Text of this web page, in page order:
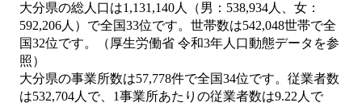
大分県の総人口は1,131,140人（男：538,934人、女：
592,206人）で全国33位です。世帯数は542,048世帯で全
国32位です。（厚生労働省 令和3年人口動態データを参
照）
大分県の事業所数は57,778件で全国34位です。従業者数
は532,704人で、1事業所あたりの従業者数は9.22人で